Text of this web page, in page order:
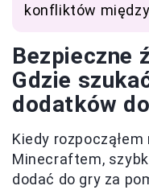
konfliktów
Bezpieczne
Gdzie
dodatków
Kiedy
Minecraftem,
dodać do gry za